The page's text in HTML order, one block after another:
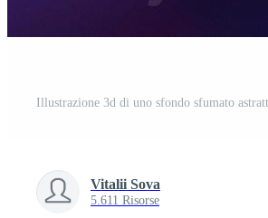
Vitalii Sova
5.611 Risorse